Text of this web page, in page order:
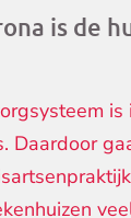
is de
is
Daardoor